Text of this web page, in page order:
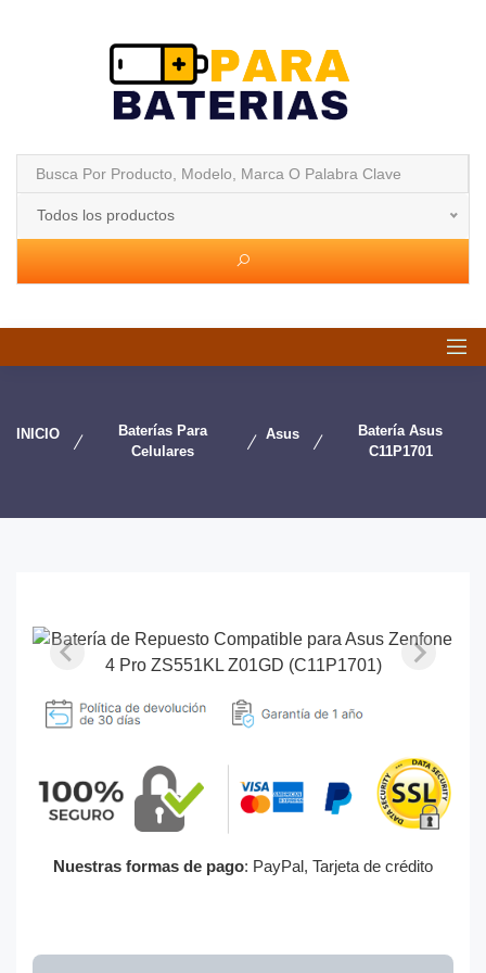
Todos los productos
INICIO
Baterías Para
Celulares
Asus
Batería Asus
C11P1701
Nuestras formas de pago: PayPal, Tarjeta de crédito